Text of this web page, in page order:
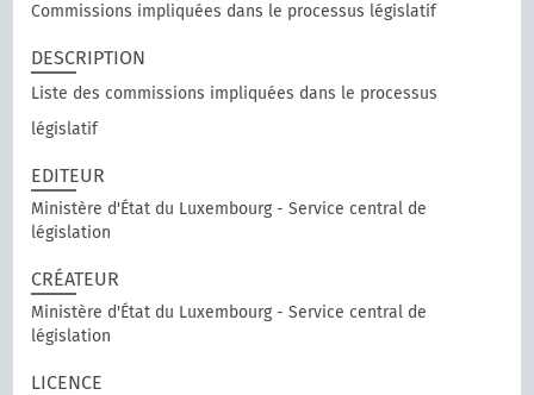
Commissions impliquées dans le processus législatif
DESCRIPTION
Liste des commissions impliquées dans le processus
législatif
EDITEUR
Ministère d'État du Luxembourg - Service central de
législation
CRÉATEUR
Ministère d'État du Luxembourg - Service central de
législation
LICENCE